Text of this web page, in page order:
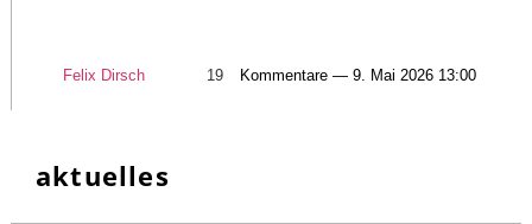
Felix Dirsch 19 Kommentare — 9. Mai 2026 13:00
aktuelles